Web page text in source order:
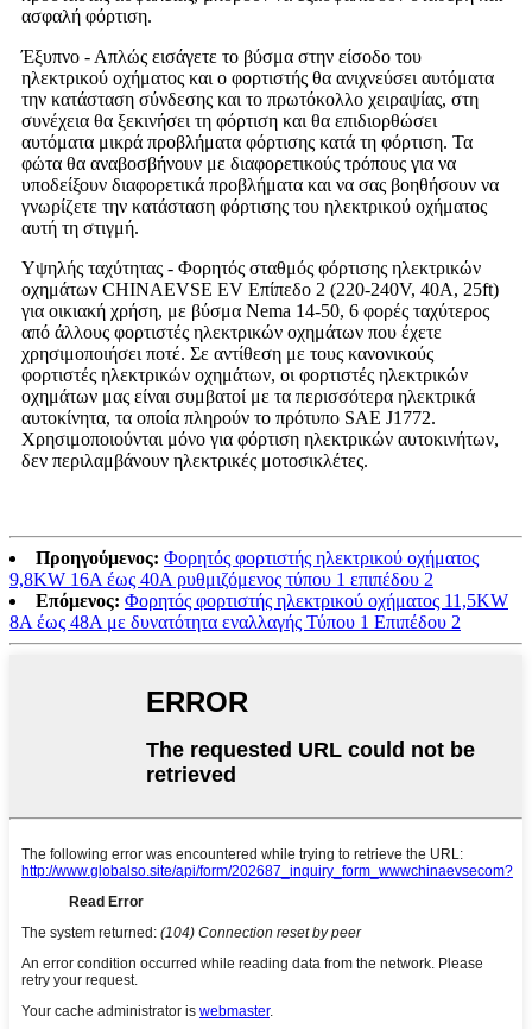
ασφαλή φόρτιση.
Έξυπνο - Απλώς εισάγετε το βύσμα στην είσοδο του
ηλεκτρικού οχήματος και ο φορτιστής θα ανιχνεύσει αυτόματα
την κατάσταση σύνδεσης και το πρωτόκολλο χειραψίας, στη
συνέχεια θα ξεκινήσει τη φόρτιση και θα επιδιορθώσει
αυτόματα μικρά προβλήματα φόρτισης κατά τη φόρτιση. Τα
φώτα θα αναβοσβήνουν με διαφορετικούς τρόπους για να
υποδείξουν διαφορετικά προβλήματα και να σας βοηθήσουν να
γνωρίζετε την κατάσταση φόρτισης του ηλεκτρικού οχήματος
αυτή τη στιγμή.
Υψηλής ταχύτητας - Φορητός σταθμός φόρτισης ηλεκτρικών
οχημάτων CHINAEVSE EV Επίπεδο 2 (220-240V, 40A, 25ft)
για οικιακή χρήση, με βύσμα Nema 14-50, 6 φορές ταχύτερος
από άλλους φορτιστές ηλεκτρικών οχημάτων που έχετε
χρησιμοποιήσει ποτέ. Σε αντίθεση με τους κανονικούς
φορτιστές ηλεκτρικών οχημάτων, οι φορτιστές ηλεκτρικών
οχημάτων μας είναι συμβατοί με τα περισσότερα ηλεκτρικά
αυτοκίνητα, τα οποία πληρούν το πρότυπο SAE J1772.
Χρησιμοποιούνται μόνο για φόρτιση ηλεκτρικών αυτοκινήτων,
δεν περιλαμβάνουν ηλεκτρικές μοτοσικλέτες.
Προηγούμενος: Φορητός φορτιστής ηλεκτρικού οχήματος
9,8KW 16A έως 40A ρυθμιζόμενος τύπου 1 επιπέδου 2
Επόμενος: Φορητός φορτιστής ηλεκτρικού οχήματος 11,5KW
8A έως 48A με δυνατότητα εναλλαγής Τύπου 1 Επιπέδου 2